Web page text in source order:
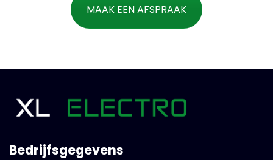
MAAK EEN AFSPRAAK
Bedrijfsgegevens